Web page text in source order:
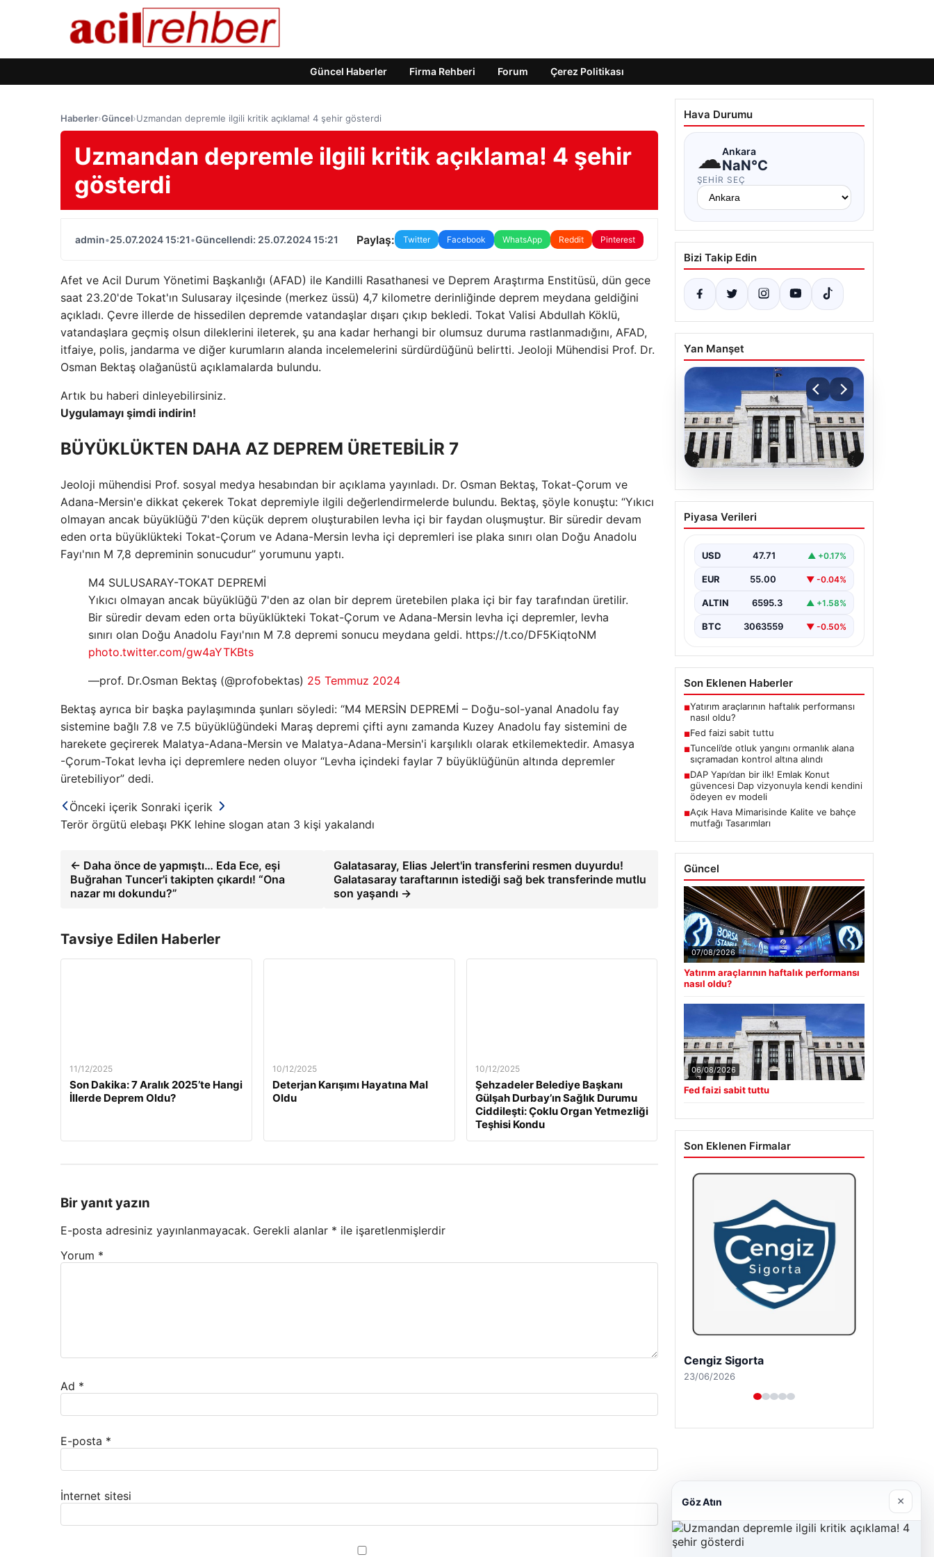
Güncel Haberler Firma Rehberi Forum Çerez Politikası
Haberler›Güncel›Uzmandan depremle ilgili kritik açıklama! 4 şehir gösterdi
Uzmandan depremle ilgili kritik açıklama! 4 şehir
gösterdi
admin•25.07.2024 15:21•Güncellendi: 25.07.2024 15:21 Paylaş: Twitter Facebook WhatsApp Reddit Pinterest
Afet ve Acil Durum Yönetimi Başkanlığı (AFAD) ile Kandilli Rasathanesi ve Deprem Araştırma Enstitüsü, dün gece
saat 23.20'de Tokat'ın Sulusaray ilçesinde (merkez üssü) 4,7 kilometre derinliğinde deprem meydana geldiğini
açıkladı. Çevre illerde de hissedilen depremde vatandaşlar dışarı çıkıp bekledi. Tokat Valisi Abdullah Köklü,
vatandaşlara geçmiş olsun dileklerini ileterek, şu ana kadar herhangi bir olumsuz duruma rastlanmadığını, AFAD,
itfaiye, polis, jandarma ve diğer kurumların alanda incelemelerini sürdürdüğünü belirtti. Jeoloji Mühendisi Prof. Dr.
Osman Bektaş olağanüstü açıklamalarda bulundu.
Artık bu haberi dinleyebilirsiniz.
Uygulamayı şimdi indirin!
BÜYÜKLÜKTEN DAHA AZ DEPREM ÜRETEBİLİR 7
Jeoloji mühendisi Prof. sosyal medya hesabından bir açıklama yayınladı. Dr. Osman Bektaş, Tokat-Çorum ve
Adana-Mersin'e dikkat çekerek Tokat depremiyle ilgili değerlendirmelerde bulundu. Bektaş, şöyle konuştu: “Yıkıcı
olmayan ancak büyüklüğü 7'den küçük deprem oluşturabilen levha içi bir faydan oluşmuştur. Bir süredir devam
eden orta büyüklükteki Tokat-Çorum ve Adana-Mersin levha içi depremleri ise plaka sınırı olan Doğu Anadolu
Fayı'nın M 7,8 depreminin sonucudur” yorumunu yaptı.
M4 SULUSARAY-TOKAT DEPREMİ
Yıkıcı olmayan ancak büyüklüğü 7'den az olan bir deprem üretebilen plaka içi bir fay tarafından üretilir.
Bir süredir devam eden orta büyüklükteki Tokat-Çorum ve Adana-Mersin levha içi depremler, levha
sınırı olan Doğu Anadolu Fayı'nın M 7.8 depremi sonucu meydana geldi. https://t.co/DF5KiqtoNM
photo.twitter.com/gw4aYTKBts
—prof. Dr.Osman Bektaş (@profobektas) 25 Temmuz 2024
Bektaş ayrıca bir başka paylaşımında şunları söyledi: “M4 MERSİN DEPREMİ – Doğu-sol-yanal Anadolu fay
sistemine bağlı 7.8 ve 7.5 büyüklüğündeki Maraş depremi çifti aynı zamanda Kuzey Anadolu fay sistemini de
harekete geçirerek Malatya-Adana-Mersin ve Malatya-Adana-Mersin'i karşılıklı olarak etkilemektedir. Amasya
-Çorum-Tokat levha içi depremlere neden oluyor “Levha içindeki faylar 7 büyüklüğünün altında depremler
üretebiliyor” dedi.
Önceki içerik Sonraki içerik
Terör örgütü elebaşı PKK lehine slogan atan 3 kişi yakalandı
← Daha önce de yapmıştı… Eda Ece, eşi
Buğrahan Tuncer'i takipten çıkardı! “Ona
nazar mı dokundu?”
Galatasaray, Elias Jelert'in transferini resmen duyurdu!
Galatasaray taraftarının istediği sağ bek transferinde mutlu
son yaşandı →
Tavsiye Edilen Haberler
11/12/2025
Son Dakika: 7 Aralık 2025’te Hangi
İllerde Deprem Oldu?
10/12/2025
Deterjan Karışımı Hayatına Mal
Oldu
10/12/2025
Şehzadeler Belediye Başkanı
Gülşah Durbay’ın Sağlık Durumu
Ciddileşti: Çoklu Organ Yetmezliği
Teşhisi Kondu
Bir yanıt yazın
E-posta adresiniz yayınlanmayacak. Gerekli alanlar * ile işaretlenmişlerdir
Yorum *
Ad *
E-posta *
İnternet sitesi
Hava Durumu
☁Ankara
NaN°C
ŞEHIR SEÇ
Bizi Takip Edin
Yan Manşet
06.08.2026
Fed faizi sabit tuttu
Piyasa Verileri
USD 47.71 ▲ +0.17%
EUR 55.00 ▼ -0.04%
ALTIN 6595.3 ▲ +1.58%
BTC 3063559 ▼ -0.50%
Son Eklenen Haberler
■Yatırım araçlarının haftalık performansı
nasıl oldu?
■Fed faizi sabit tuttu
■Tunceli’de otluk yangını ormanlık alana
sıçramadan kontrol altına alındı
■DAP Yapı’dan bir ilk! Emlak Konut
güvencesi Dap vizyonuyla kendi kendini
ödeyen ev modeli
■Açık Hava Mimarisinde Kalite ve bahçe
mutfağı Tasarımları
Güncel
07/08/2026
Yatırım araçlarının haftalık performansı
nasıl oldu?
06/08/2026
Fed faizi sabit tuttu
Son Eklenen Firmalar
Cengiz Sigorta
23/06/2026
Göz Atın ×